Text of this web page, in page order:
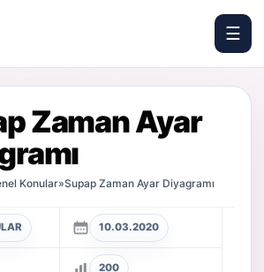
☰
Zaman Ayar
Konular»Supap Zaman Ayar Diyagramı
10.03.2020
200